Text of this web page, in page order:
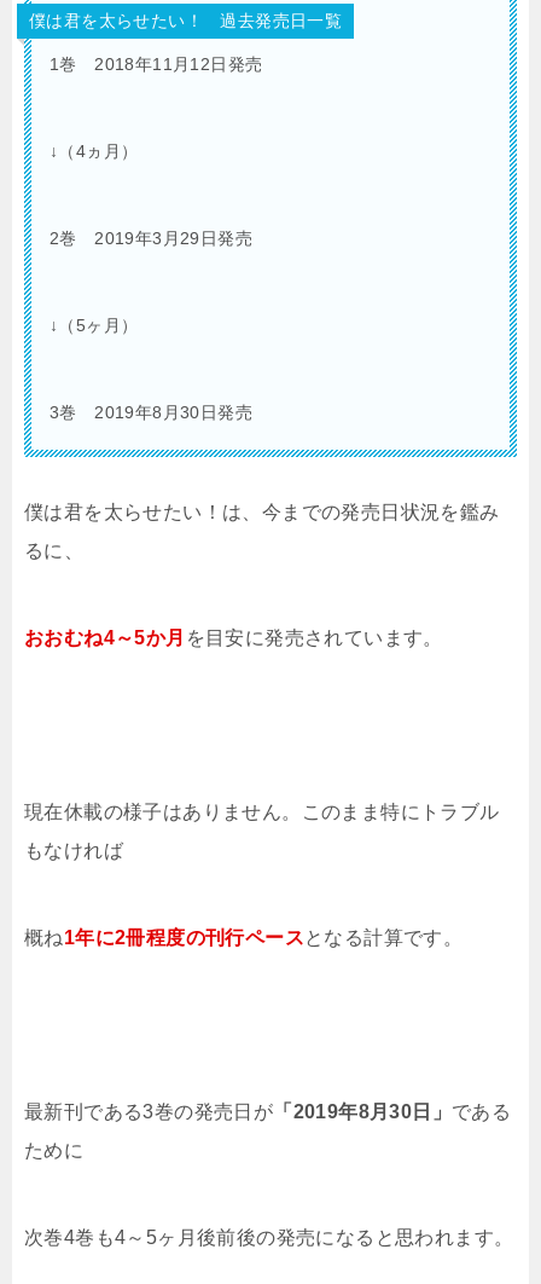
僕は君を太らせたい！ 過去発売日一覧
1巻 2018年11月12日発売
↓（4ヵ月）
2巻 2019年3月29日発売
↓（5ヶ月）
3巻 2019年8月30日発売
僕は君を太らせたい！は、今までの発売日状況を鑑み
るに、
おおむね4～5か月 を目安に発売されています。
現在休載の様子はありません。このまま特にトラブル
もなければ
概ね1年に2冊程度の刊行ペースとなる計算です。
最新刊である3巻の発売日が 「2019年8月30日」 である
ために
次巻4巻も4～5ヶ月後前後の発売になると思われます。